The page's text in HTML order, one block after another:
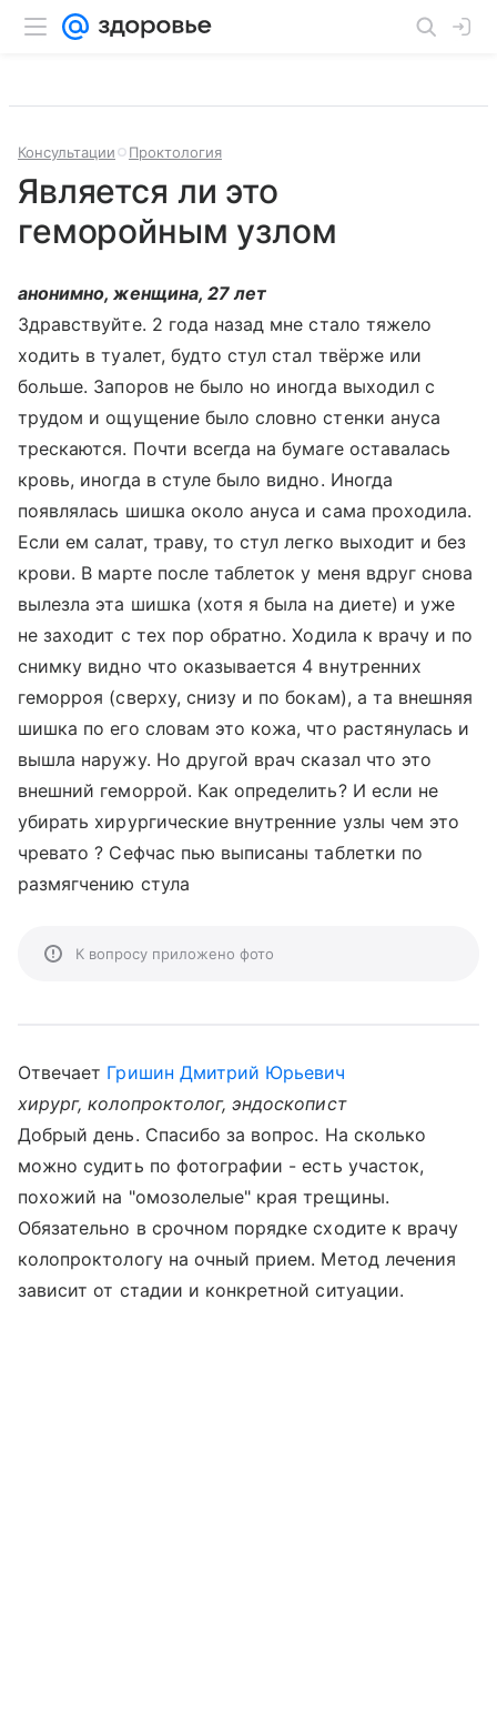
Консультации Проктология
Является ли это
геморойным узлом
анонимно, женщина, 27 лет
Здравствуйте. 2 года назад мне стало тяжело
ходить в туалет, будто стул стал твёрже или
больше. Запоров не было но иногда выходил с
трудом и ощущение было словно стенки ануса
трескаются. Почти всегда на бумаге оставалась
кровь, иногда в стуле было видно. Иногда
появлялась шишка около ануса и сама проходила.
Если ем салат, траву, то стул легко выходит и без
крови. В марте после таблеток у меня вдруг снова
вылезла эта шишка (хотя я была на диете) и уже
не заходит с тех пор обратно. Ходила к врачу и по
снимку видно что оказывается 4 внутренних
геморроя (сверху, снизу и по бокам), а та внешняя
шишка по его словам это кожа, что растянулась и
вышла наружу. Но другой врач сказал что это
внешний геморрой. Как определить? И если не
убирать хирургические внутренние узлы чем это
чревато ? Сефчас пью выписаны таблетки по
размягчению стула
К вопросу приложено фото
Отвечает Гришин Дмитрий Юрьевич
хирург, колопроктолог, эндоскопист
Добрый день. Спасибо за вопрос. На сколько
можно судить по фотографии - есть участок,
похожий на "омозолелые" края трещины.
Обязательно в срочном порядке сходите к врачу
колопроктологу на очный прием. Метод лечения
зависит от стадии и конкретной ситуации.